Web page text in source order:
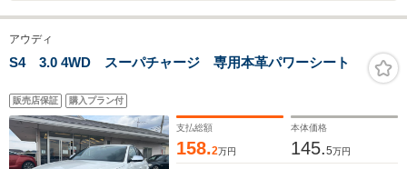
アウディ
S4 3.0 4WD スーパチャージ 専用本革パワーシート
販売店保証 購入プラン付
支払総額
158.2万円
本体価格
145.5万円